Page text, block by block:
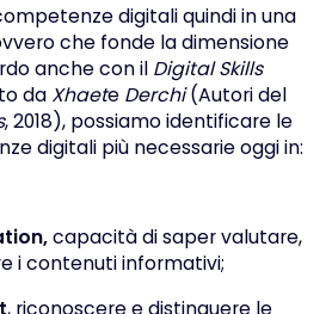
digitali quindi in una
che fonde la dimensione
anche con il Digital Skills
da Xhaete Derchi(Autori del
, 2018), possiamo identificare le
digitali più necessarie oggi in:
capacità di saper valutare,
i contenuti informativi;
, riconoscere e distinguere le